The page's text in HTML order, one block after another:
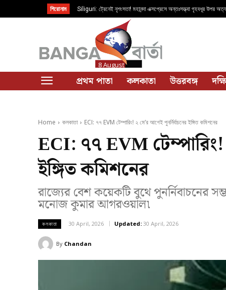
শিরোনাম Siliguri: ট্রেনেই নৃশংসতা! মহানন্দা এক্সপ্রেসে অন্তঃসত্ত্বা গৃহবধূর উপর
8 August
প্রথম পাতা কলকাতা উত্তরবঙ্গ
Home কলকাতা ECI: ৭৭ EVM টেম্পারিং! ২ মে’র আগেই পুনর্নির্বাচনের ইঙ্গিত কমিশনের
ECI: ৭৭ EVM টেম্পারিং!
ইঙ্গিত কমিশনের
রাজ্যের বেশ কয়েকটি বুথে পুনর্নিবাচনের
মনোজ কুমার আগরওয়াল৷
কলকাতা 30 April, 2026 Updated: 30 April, 2026
By Chandan